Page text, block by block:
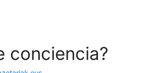
conciencia?